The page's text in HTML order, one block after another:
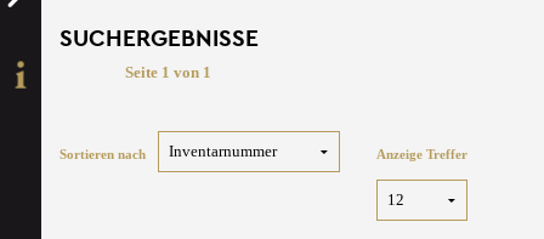
SUCHERGEBNISSE
Seite 1 von 1
Sortieren nach Anzeige Treffer